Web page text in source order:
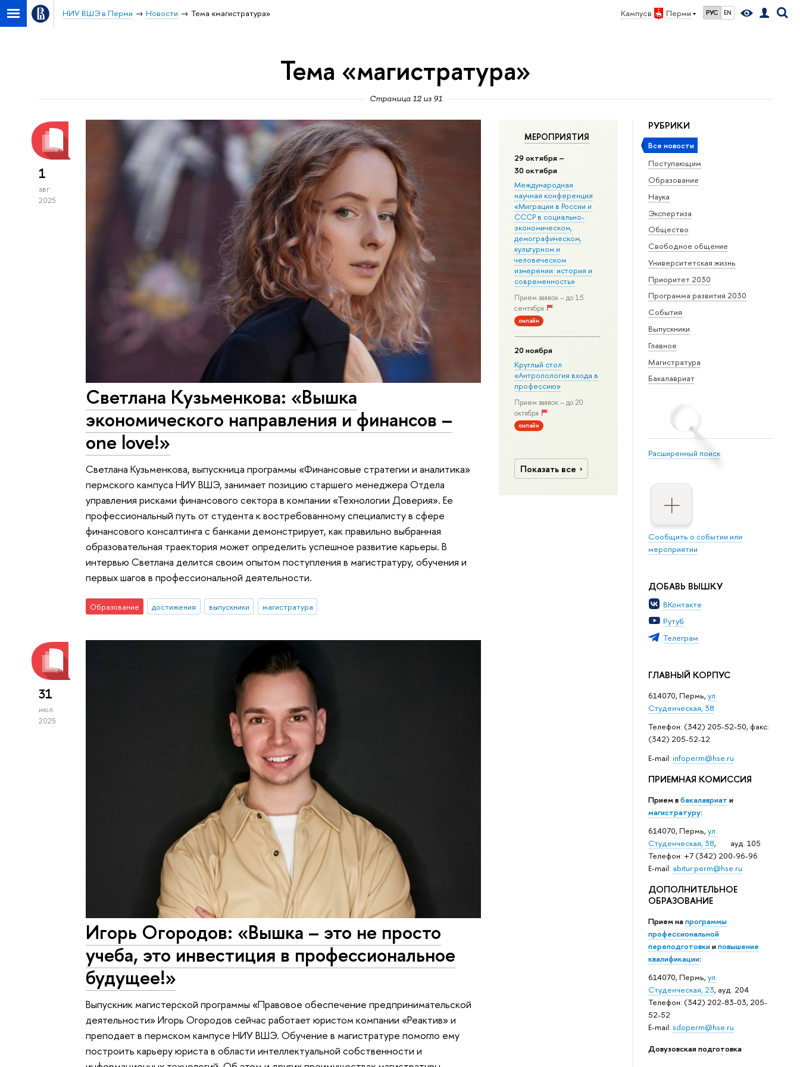
Кампус в Перми РУС EN
НИУ ВШЭ в Перми Новости Тема «магистратура»
Тема «магистратура»
Страница 12 из 91
РУБРИКИ
Все новости
Поступающим
Образование
Наука
Экспертиза
Общество
Свободное общение
Университетская жизнь
Приоритет 2030
Программа развития 2030
События
Выпускники
Главное
Магистратура
Бакалавриат
Расширенный поиск
Сообщить о событии или
мероприятии
ДОБАВЬ ВЫШКУ
ВКонтакте
Рутуб
Телеграм
ГЛАВНЫЙ КОРПУС
614070, Пермь,ул.
Студенческая, 38
Телефон: (342) 205-52-50, факс:
(342) 205-52-12
Е-mail: infoperm@hse.ru
ПРИЕМНАЯ КОМИССИЯ
Прием вбакалавриат и
магистратуру:
614070, Пермь,ул.
Студенческая, 38, ауд. 105
Телефон: +7 (342) 200-96-96
E-mail: abitur.perm@hse.ru
ДОПОЛНИТЕЛЬНОЕ
ОБРАЗОВАНИЕ
Прием напрограммы
профессиональной
переподготовкииповышение
квалификации:
614070, Пермь,ул.
Студенческая, 23, ауд. 204
Телефон: (342) 202-83-03, 205-
52-52
E-mail: sdoperm@hse.ru
Довузовская подготовка
МЕРОПРИЯТИЯ
29 октября –
30 октября
Международная
научная конференция
«Миграции в Росcии и
СССР в социально-
экономическом,
демографическом,
культурном и
человеческом
измерении: история и
современность»
Прием заявок – до 15
сентября
онлайн
20 ноября
Круглый стол
«Антропология входа в
профессию»
Прием заявок – до 20
октября
онлайн
Показать все
1
авг
2025
Светлана Кузьменкова: «Вышка
экономического направления и финансов –
one love!»
Светлана Кузьменкова, выпускница программы «Финансовые стратегии и аналитика»
пермского кампуса НИУ ВШЭ, занимает позицию старшего менеджера Отдела
управления рисками финансового сектора в компании «Технологии Доверия». Ее
профессиональный путь от студента к востребованному специалисту в сфере
финансового консалтинга с банками демонстрирует, как правильно выбранная
образовательная траектория может определить успешное развитие карьеры. В
интервью Светлана делится своим опытом поступления в магистратуру, обучения и
первых шагов в профессиональной деятельности.
Образование достижения выпускники магистратура
31
июл
2025
Игорь Огородов: «Вышка – это не просто
учеба, это инвестиция в профессиональное
будущее!»
Выпускник магистерской программы «Правовое обеспечение предпринимательской
деятельности» Игорь Огородов сейчас работает юристом компании «Реактив» и
преподает в пермском кампусе НИУ ВШЭ. Обучение в магистратуре помогло ему
построить карьеру юриста в области интеллектуальной собственности и